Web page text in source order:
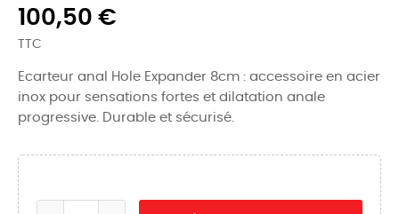
100,50 €
TTC
Ecarteur anal Hole Expander 8cm : accessoire en acier
inox pour sensations fortes et dilatation anale
progressive. Durable et sécurisé.